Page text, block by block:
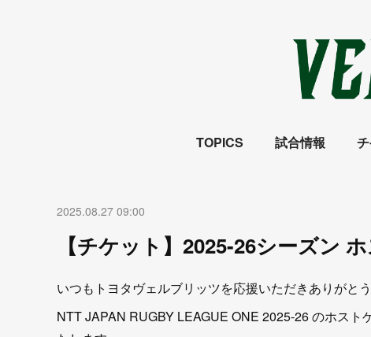
TOPICS 試合情報
2025.08.27 09:00
【チケット】2025-26シーズン
いつもトヨタヴェルブリッツを応援いただきありがとう
NTT JAPAN RUGBY LEAGUE ONE 2025-26 のホス